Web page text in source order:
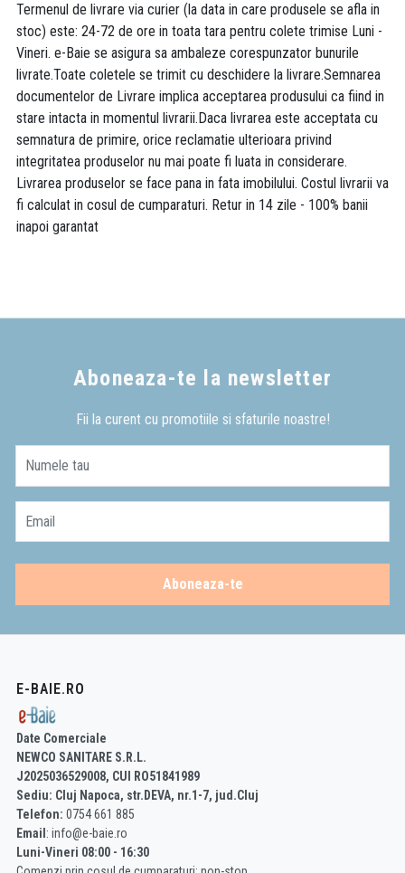
Termenul de livrare via curier (la data in care produsele se afla in
stoc) este: 24-72 de ore in toata tara pentru colete trimise Luni -
Vineri. e-Baie se asigura sa ambaleze corespunzator bunurile
livrate.Toate coletele se trimit cu deschidere la livrare.Semnarea
documentelor de Livrare implica acceptarea produsului ca fiind in
stare intacta in momentul livrarii.Daca livrarea este acceptata cu
semnatura de primire, orice reclamatie ulterioara privind
integritatea produselor nu mai poate fi luata in considerare.
Livrarea produselor se face pana in fata imobilului. Costul livrarii va
fi calculat in cosul de cumparaturi. Retur in 14 zile - 100% banii
inapoi garantat
Aboneaza-te la newsletter
Fii la curent cu promotiile si sfaturile noastre!
Numele tau
Email
Aboneaza-te
E-BAIE.RO
Date Comerciale
NEWCO SANITARE S.R.L.
J2025036529008, CUI RO51841989
Sediu: Cluj Napoca, str.DEVA, nr.1-7, jud.Cluj
Telefon: 0754 661 885
Email : info@e-baie.ro
Luni-Vineri 08:00 - 16:30